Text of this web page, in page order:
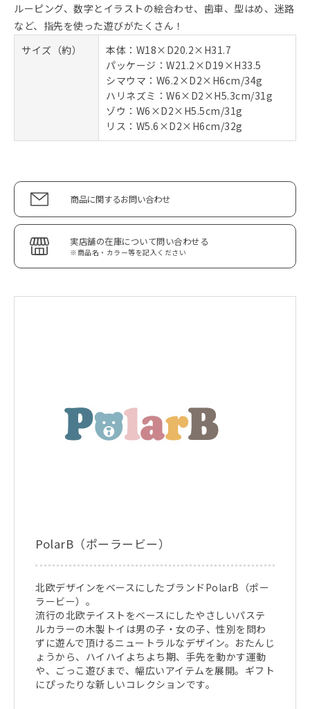
ルーピング、数字とイラストの絵合わせ、歯車、型はめ、迷路
など、指先を使った遊びがたくさん！
サイズ（約）
本体：W18×D20.2×H31.7
パッケージ：W21.2×D19×H33.5
シマウマ：W6.2×D2×H6cm/34g
ハリネズミ：W6×D2×H5.3cm/31g
ゾウ：W6×D2×H5.5cm/31g
リス：W5.6×D2×H6cm/32g
商品に関するお問い合わせ
実店舗の在庫について問い合わせる
※商品名・カラー等を記入ください
PolarB（ポーラービー）
北欧デザインをベースにしたブランドPolarB（ポー
ラービー）。
流行の北欧テイストをベースにしたやさしいパステ
ルカラーの木製トイは男の子・女の子、性別を問わ
ずに遊んで頂けるニュートラルなデザイン。おたんじ
ょうから、ハイハイよちよち期、手先を動かす運動
や、ごっこ遊びまで、幅広いアイテムを展開。ギフト
にぴったりな新しいコレクションです。